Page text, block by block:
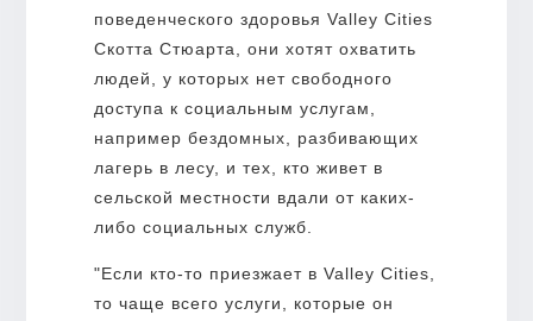
поведенческого здоровья Valley Cities
Скотта Стюарта, они хотят охватить
людей, у которых нет свободного
доступа к социальным услугам,
например бездомных, разбивающих
лагерь в лесу, и тех, кто живет в
сельской местности вдали от каких-
либо социальных служб.
"Если кто-то приезжает в Valley Cities,
то чаще всего услуги, которые он